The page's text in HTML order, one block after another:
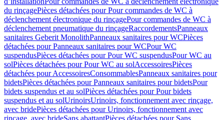
du rinçagePièces détachées pour Pour commandes de WC à
déclenchement électronique du rinçagePour commandes de WC à
déclenchement pneumatique du rinçageRaccordementsPanneaux
sanitaires Geberit MonolithPanneaux sanitaires pour WCPièces
détachées pour Panneaux sanitaires pour WCPour WC
suspendusPièces détachées pour Pour WC suspendusPour WC au
solPièces détachées pour Pour WC au solAccessoiresPièces
détachées pour AccessoiresConsommablesPanneaux sanitaires pour
bidetsPièces détachées pour Panneaux sanitaires pour bidetsPour
bidets suspendus et au solPièces détachées pour Pour bidets
suspendus et au solUrinoirsUrinoirs, fonctionnement avec rinçage,
avec bridePièces détachées pour Urinoirs, fonctionnement avec
rinçage, avec brideSans abattantPièces détachées pour Sans